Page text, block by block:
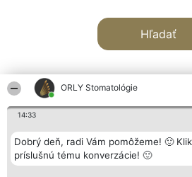
ORLY Stomatológie
14:33
Dobrý deň, radi Vám pomôžeme! 🙂
príslušnú tému konverzácie! 🙂
Hľadať
Organizátor hodnotenia
Bright Side Solutions sp. z o.
o. sp. k.
Hodnotenie
Laureáti
Lista